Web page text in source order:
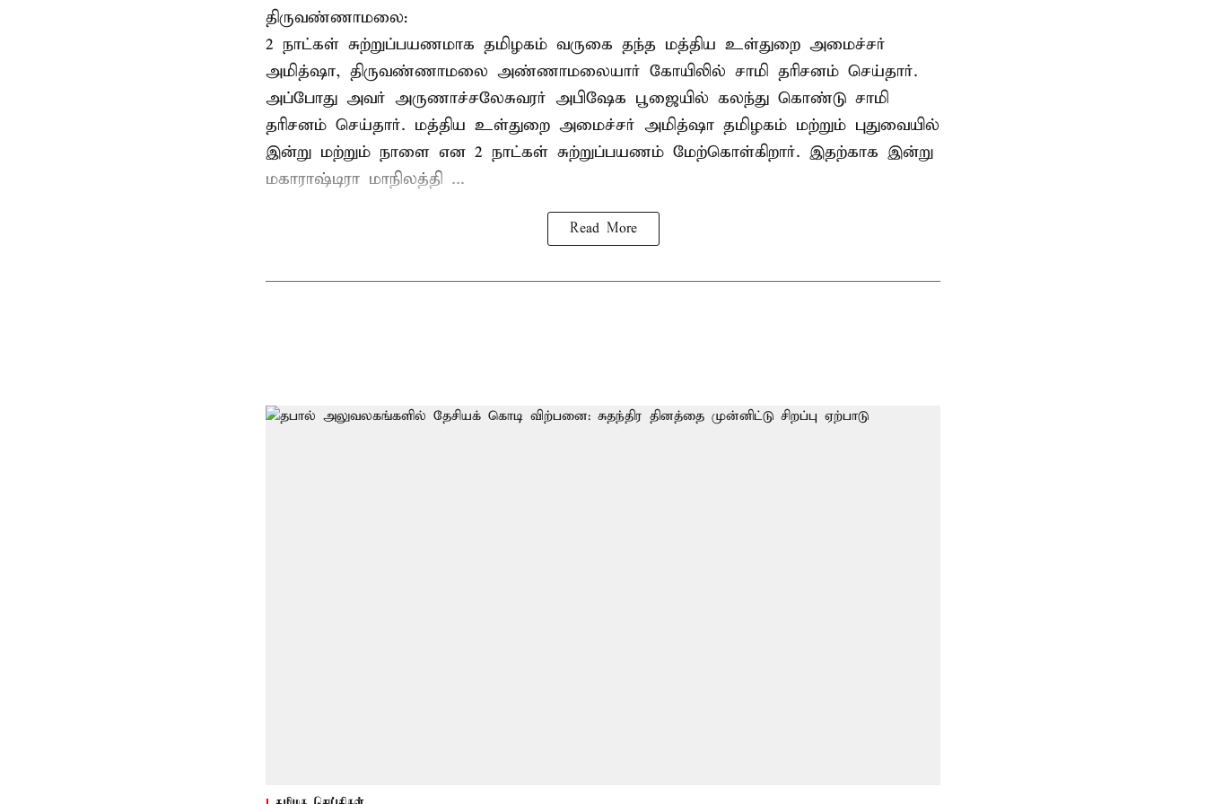
திருவண்ணாமலை:
2 நாட்கள் சுற்றுப்பயணமாக தமிழகம் வருகை தந்த மத்திய உள்துறை அமைச்சர்
அமித்ஷா, திருவண்ணாமலை அண்ணாமலையார் கோயிலில் சாமி தரிசனம் செய்தார்.
அப்போது அவர் அருணாச்சலேசுவரர் அபிஷேக பூஜையில் கலந்து கொண்டு சாமி
தரிசனம் செய்தார். மத்திய உள்துறை அமைச்சர் அமித்ஷா தமிழகம் மற்றும் புதுவையில்
இன்று மற்றும் நாளை என 2 நாட்கள் சுற்றுப்பயணம் மேற்கொள்கிறார். இதற்காக இன்று
மகாராஷ்டிரா மாநிலத்தி ...
Read More